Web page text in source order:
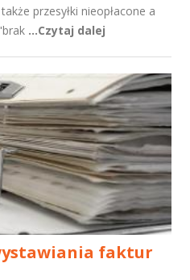
przesyłki nieopłacone a
...Czytaj dalej
faktur